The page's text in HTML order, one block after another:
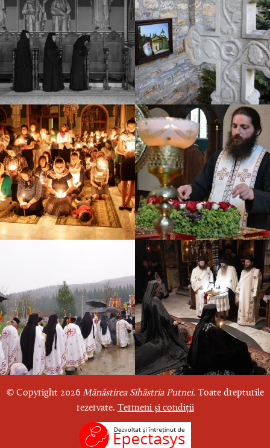
© Copyright 2026 Mănăstirea Sihăstria Putnei. Toate drepturile
rezervate. Termeni și condiții